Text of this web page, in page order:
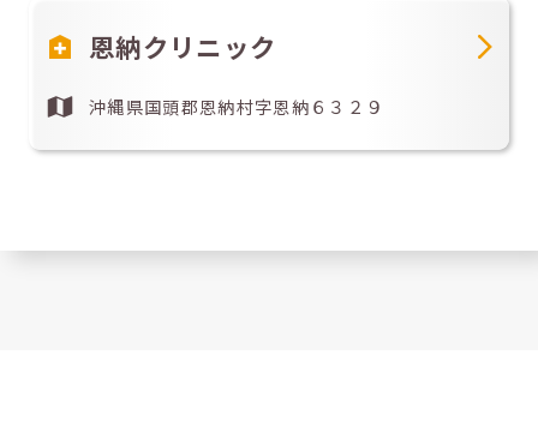
恩納クリニック
沖縄県国頭郡恩納村字恩納６３２９